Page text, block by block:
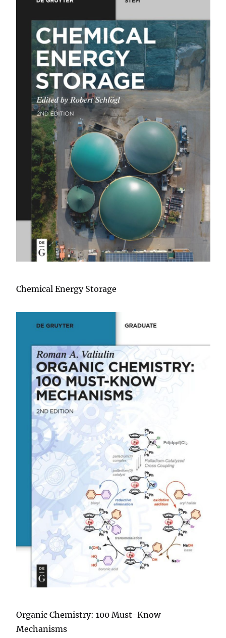
Chemical Energy Storage
Organic Chemistry: 100 Must-Know
Mechanisms